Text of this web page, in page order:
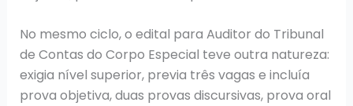
No mesmo ciclo, o edital para Auditor do Tribunal
de Contas do Corpo Especial teve outra natureza:
exigia nível superior, previa três vagas e incluía
prova objetiva, duas provas discursivas, prova oral